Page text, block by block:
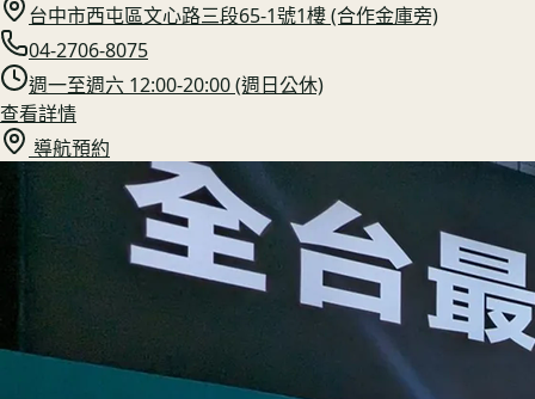
台中市西屯區文心路三段65-1號1樓 (合作金庫旁)
04-2706-8075
週一至週六 12:00-20:00 (週日公休)
查看詳情
導航預約